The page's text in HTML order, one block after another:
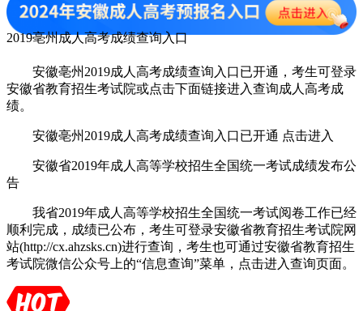
2019亳州成人高考成绩查询入口
安徽亳州2019成人高考成绩查询入口已开通，考生可登录
安徽省教育招生考试院或点击下面链接进入查询成人高考成
绩。
安徽亳州2019成人高考成绩查询入口已开通 点击进入
安徽省2019年成人高等学校招生全国统一考试成绩发布公
告
我省2019年成人高等学校招生全国统一考试阅卷工作已经
顺利完成，成绩已公布，考生可登录安徽省教育招生考试院网
站(http://cx.ahzsks.cn)进行查询，考生也可通过安徽省教育招生
考试院微信公众号上的“信息查询”菜单，点击进入查询页面。